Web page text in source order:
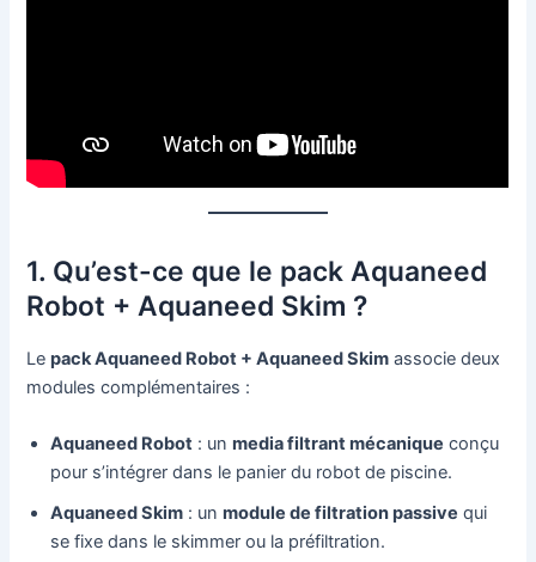
1. Qu’est-ce que le pack Aquaneed
Robot + Aquaneed Skim ?
Lepack Aquaneed Robot + Aquaneed Skim associe deux
modules complémentaires :
Aquaneed Robot : unmedia filtrant mécanique conçu
pour s’intégrer dans le panier du robot de piscine.
Aquaneed Skim : unmodule de filtration passive qui
se fixe dans le skimmer ou la préfiltration.